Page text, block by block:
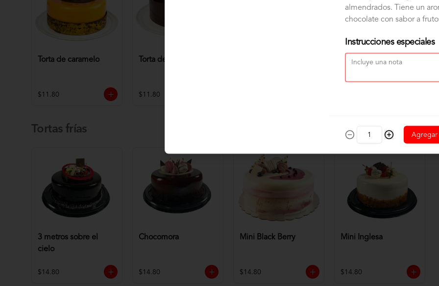
Torta de caramelo
$11.80
Torta de chocolate
$11.80
Tortas frías
3 metros sobre el
cielo
$14.80
Chocomora
$14.80
Mini Black Berry
$14.80
Mini Inglesa
$14.80
almendrados. Tiene un
chocolate con sabor a
Instrucciones especiales
Agregar